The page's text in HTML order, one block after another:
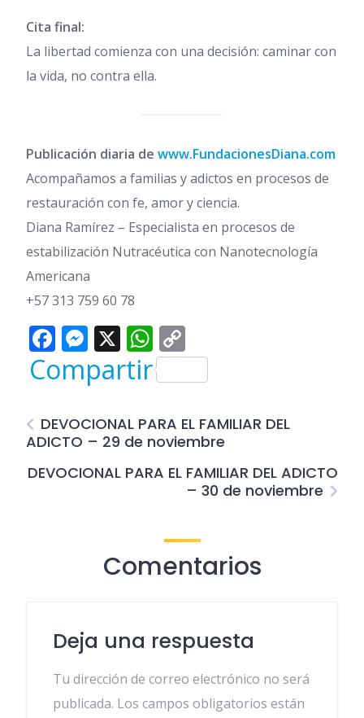
Cita final:
La libertad comienza con una decisión: caminar con
la vida, no contra ella.
Publicación diaria de www.FundacionesDiana.com
Acompañamos a familias y adictos en procesos de
restauración con fe, amor y ciencia.
Diana Ramírez – Especialista en procesos de
estabilización Nutracéutica con Nanotecnología
Americana
+57 313 759 60 78
Facebook
Messenger
X WhatsApp
Link
Compartir
DEVOCIONAL PARA EL FAMILIAR DEL
ADICTO – 29 de noviembre
DEVOCIONAL PARA EL FAMILIAR DEL ADICTO
– 30 de noviembre
Comentarios
Deja una respuesta
Tu dirección de correo electrónico no será
publicada. Los campos obligatorios están